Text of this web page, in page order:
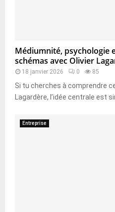
Médiumnité, psychologie
schémas avec Olivier
18 janvier 2026 0 85
Si tu cherches à comprendre
Lagardère, l’idée centrale est
Entreprise